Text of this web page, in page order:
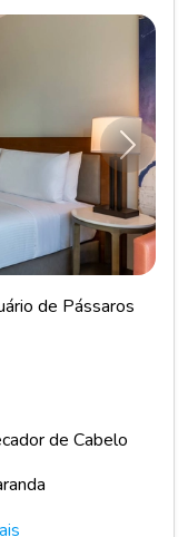
de Pássaros
de Cabelo